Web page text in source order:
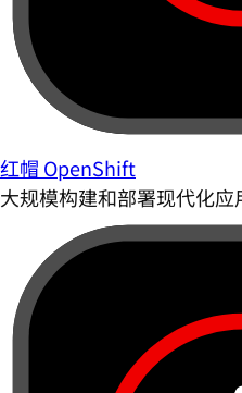
红帽 OpenShift
大规模构建和部署现代化应